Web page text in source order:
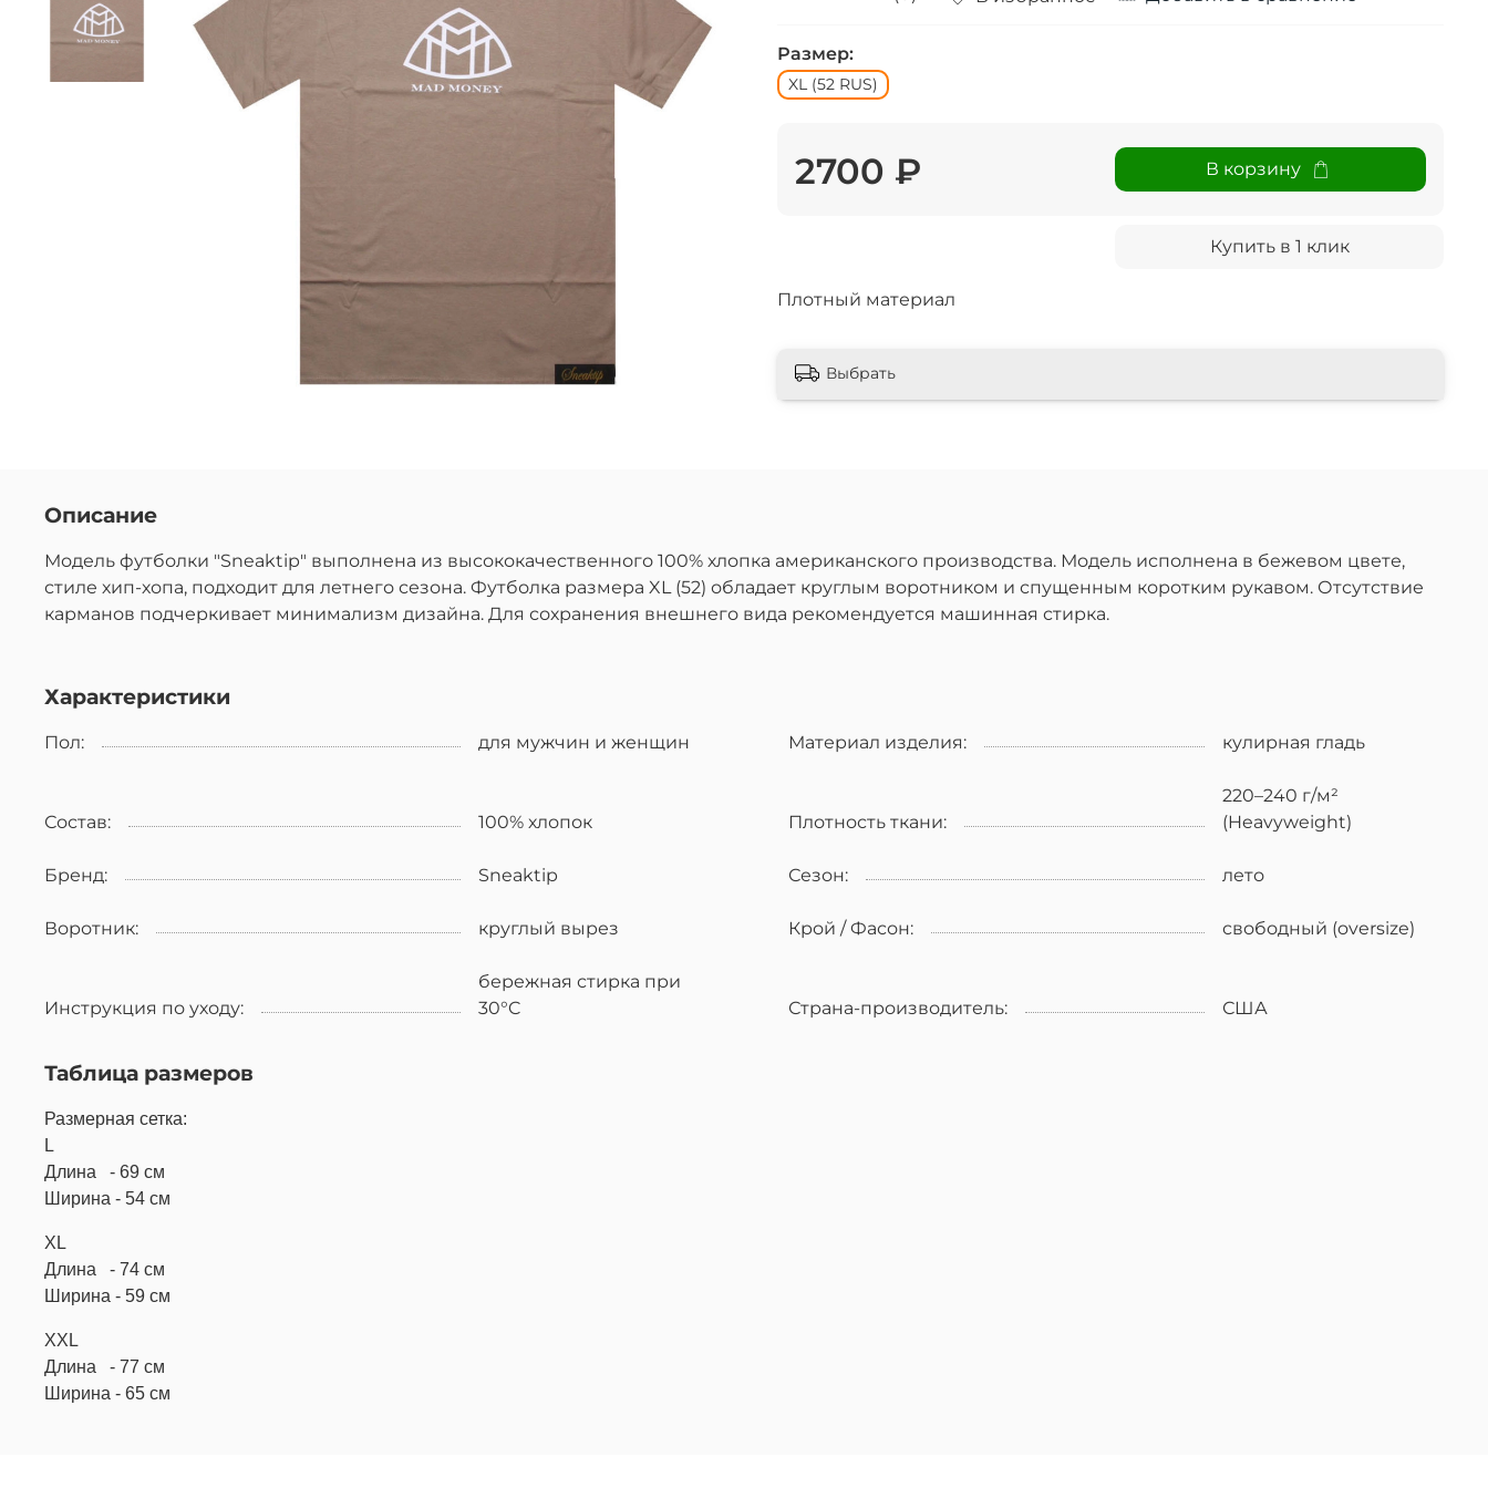
Размер:
XL (52 RUS)
2700 ₽ В корзину
Купить в 1 клик
Плотный материал
Выбрать
Описание
Модель футболки "Sneaktip" выполнена из высококачественного 100% хлопка американского производства. Модель исполнена в бежевом цвете,
стиле хип-хопа, подходит для летнего сезона. Футболка размера XL (52) обладает круглым воротником и спущенным коротким рукавом. Отсутствие
карманов подчеркивает минимализм дизайна. Для сохранения внешнего вида рекомендуется машинная стирка.
Характеристики
Пол: для мужчин и женщин Материал изделия: кулирная гладь
Состав: 100% хлопок Плотность ткани:
220–240 г/м²
(Heavyweight)
Бренд: Sneaktip Сезон: лето
Воротник: круглый вырез Крой / Фасон: свободный (oversize)
Инструкция по уходу:
бережная стирка при
30°C
Страна-производитель: США
Таблица размеров
Размерная сетка:
L
Длина - 69 см
Ширина - 54 см
XL
Длина - 74 см
Ширина - 59 см
XXL
Длина - 77 см
Ширина - 65 см